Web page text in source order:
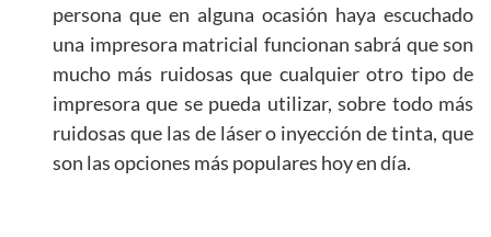
persona que en alguna ocasión haya escuchado
una impresora matricial funcionan sabrá que son
mucho más ruidosas que cualquier otro tipo de
impresora que se pueda utilizar, sobre todo más
ruidosas que las de láser o inyección de tinta, que
son las opciones más populares hoy en día.